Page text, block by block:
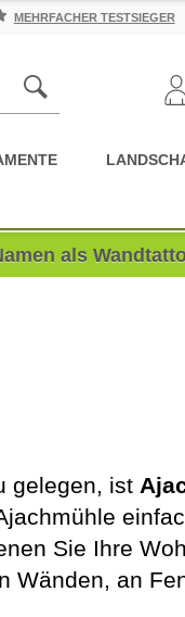
MEHRFACHER TESTSIEGER
als
gelegen, ist
Sie Ihre
Wänden, an